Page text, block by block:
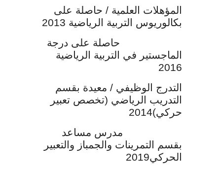
المؤهلات العلمية / حاصلة على
بكالوريوس التربية الرياضية 2013
حاصلة على درجة
الماجستير في التربية الرياضية
2016
التدرج الوظيفي / معيدة بقسم
التدريب الرياضي (تخصص تعبير
حركي)2014
مدرس مساعد
بقسم التمرينات والجمباز والتعبير
الحركي2019